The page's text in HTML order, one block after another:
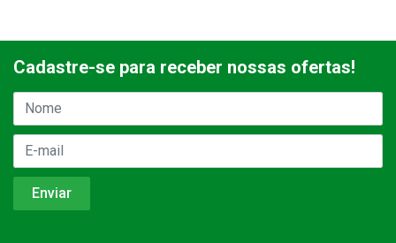
Cadastre-se para receber nossas ofertas!